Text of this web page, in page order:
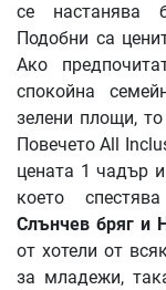
се настанява
Подобни са
Ако
спокойна
зелени площи, то
Повечето All
цената 1 чадър
което
Слънчев бряг и
от хотели от
за младежи,